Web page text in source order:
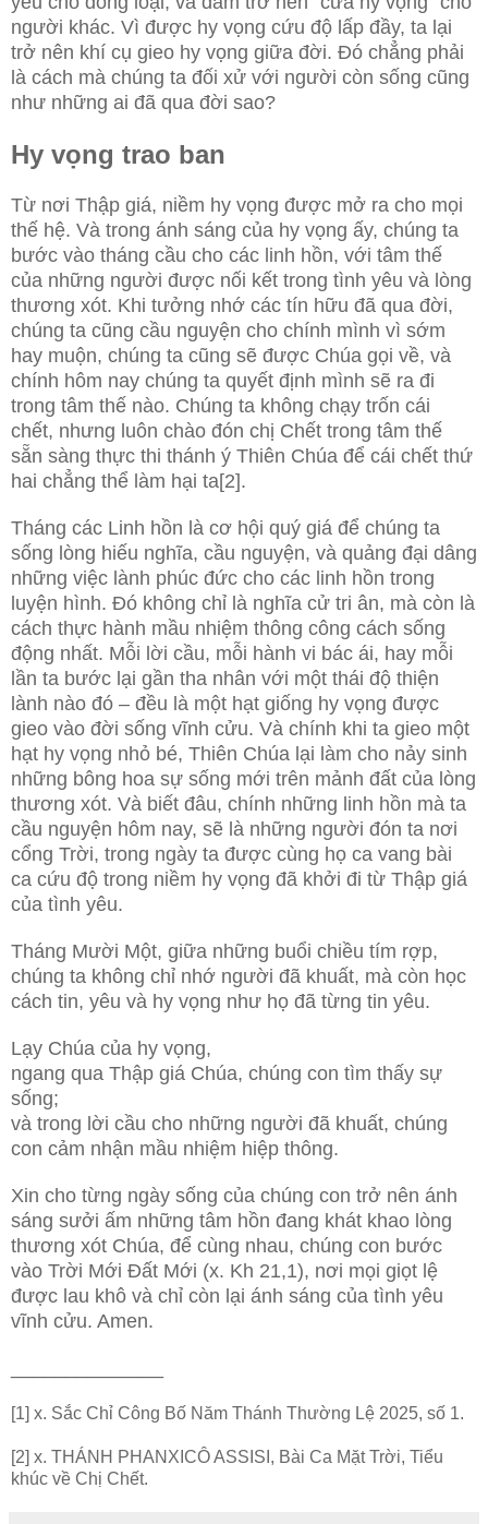
người khác. Vì được hy vọng cứu độ lấp đầy, ta lại
trở nên khí cụ gieo hy vọng giữa đời. Đó chẳng phải
là cách mà chúng ta đối xử với người còn sống cũng
như những ai đã qua đời sao?
Hy vọng trao ban
Từ nơi Thập giá, niềm hy vọng được mở ra cho mọi
thế hệ. Và trong ánh sáng của hy vọng ấy, chúng ta
bước vào tháng cầu cho các linh hồn, với tâm thế
của những người được nối kết trong tình yêu và lòng
thương xót. Khi tưởng nhớ các tín hữu đã qua đời,
chúng ta cũng cầu nguyện cho chính mình vì sớm
hay muộn, chúng ta cũng sẽ được Chúa gọi về, và
chính hôm nay chúng ta quyết định mình sẽ ra đi
trong tâm thế nào. Chúng ta không chạy trốn cái
chết, nhưng luôn chào đón chị Chết trong tâm thế
sẵn sàng thực thi thánh ý Thiên Chúa để cái chết thứ
hai chẳng thể làm hại ta[2].
Tháng các Linh hồn là cơ hội quý giá để chúng ta
sống lòng hiếu nghĩa, cầu nguyện, và quảng đại dâng
những việc lành phúc đức cho các linh hồn trong
luyện hình. Đó không chỉ là nghĩa cử tri ân, mà còn là
cách thực hành mầu nhiệm thông công cách sống
động nhất. Mỗi lời cầu, mỗi hành vi bác ái, hay mỗi
lần ta bước lại gần tha nhân với một thái độ thiện
lành nào đó – đều là một hạt giống hy vọng được
gieo vào đời sống vĩnh cửu. Và chính khi ta gieo một
hạt hy vọng nhỏ bé, Thiên Chúa lại làm cho nảy sinh
những bông hoa sự sống mới trên mảnh đất của lòng
thương xót. Và biết đâu, chính những linh hồn mà ta
cầu nguyện hôm nay, sẽ là những người đón ta nơi
cổng Trời, trong ngày ta được cùng họ ca vang bài
ca cứu độ trong niềm hy vọng đã khởi đi từ Thập giá
của tình yêu.
Tháng Mười Một, giữa những buổi chiều tím rợp,
chúng ta không chỉ nhớ người đã khuất, mà còn học
cách tin, yêu và hy vọng như họ đã từng tin yêu.
Lạy Chúa của hy vọng,
ngang qua Thập giá Chúa, chúng con tìm thấy sự
sống;
và trong lời cầu cho những người đã khuất, chúng
con cảm nhận mầu nhiệm hiệp thông.
Xin cho từng ngày sống của chúng con trở nên ánh
sáng sưởi ấm những tâm hồn đang khát khao lòng
thương xót Chúa, để cùng nhau, chúng con bước
vào Trời Mới Đất Mới (x. Kh 21,1), nơi mọi giọt lệ
được lau khô và chỉ còn lại ánh sáng của tình yêu
vĩnh cửu. Amen.
[1] x. Sắc Chỉ Công Bố Năm Thánh Thường Lệ 2025, số 1.
[2] x. THÁNH PHANXICÔ ASSISI, Bài Ca Mặt Trời, Tiểu
khúc về Chị Chết.